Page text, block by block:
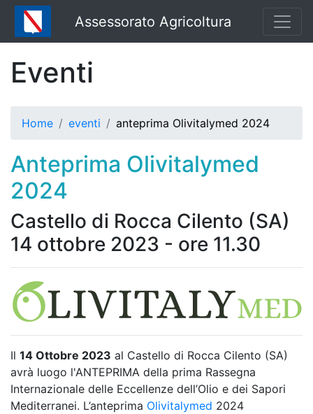
Assessorato Agricoltura
Eventi
Home eventi anteprima Olivitalymed 2024
Anteprima Olivitalymed
2024
Castello di Rocca Cilento (SA)
14 ottobre 2023 - ore 11.30
Il 14 Ottobre 2023 al Castello di Rocca Cilento (SA)
avrà luogo l'ANTEPRIMA della prima Rassegna
Internazionale delle Eccellenze dell’Olio e dei Sapori
Mediterranei. L’anteprima Olivitalymed 2024